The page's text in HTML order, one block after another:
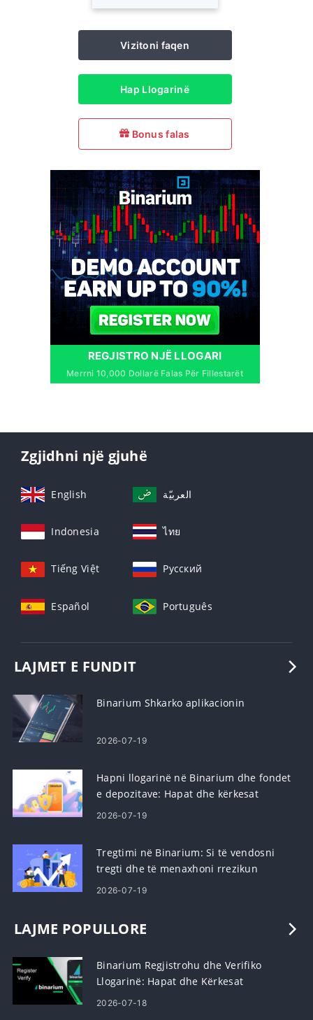
Vizitoni faqen
Hap Llogarinë
Bonus falas
REGJISTRO NJË LLOGARI
Merrni 10,000 Dollarë Falas Për Fillestarët
Zgjidhni një gjuhë
English العربيّة
Indonesia ไทย
Tiếng Việt Русский
Español Português
LAJMET E FUNDIT
Binarium Shkarko aplikacionin
2026-07-19
Hapni llogarinë në Binarium dhe fondet
e depozitave: Hapat dhe kërkesat
2026-07-19
Tregtimi në Binarium: Si të vendosni
tregti dhe të menaxhoni rrezikun
2026-07-19
LAJME POPULLORE
Binarium Regjistrohu dhe Verifiko
Llogarinë: Hapat dhe Kërkesat
2026-07-18